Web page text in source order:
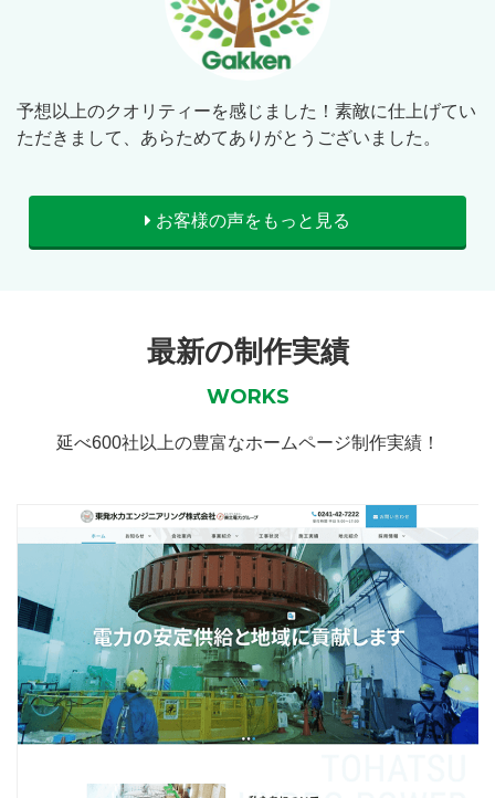
予想以上のクオリティーを感じました！素敵に仕上げてい
ただきまして、あらためてありがとうございました。
お客様の声をもっと見る
最新の制作実績
WORKS
延べ600社以上の豊富なホームページ制作実績！